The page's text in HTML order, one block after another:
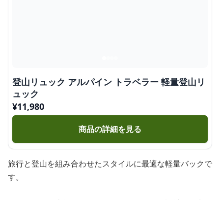
登山リュック アルパイン トラベラー 軽量登山リ
ュック
¥11,980
商品の詳細を見る
旅行と登山を組み合わせたスタイルに最適な軽量バックで
す。